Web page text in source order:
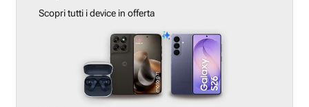
Scopri tutti i device in offerta